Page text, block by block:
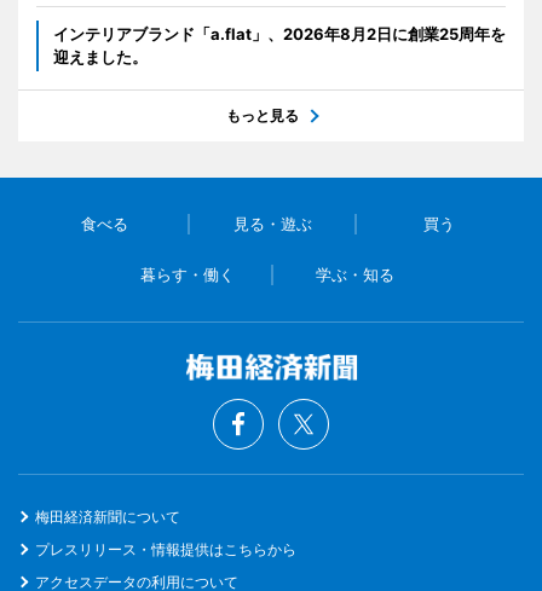
インテリアブランド「a.flat」、2026年8月2日に創業25周年を
迎えました。
もっと見る
食べる 見る・遊ぶ 買う
暮らす・働く 学ぶ・知る
梅田経済新聞について
プレスリリース・情報提供はこちらから
アクセスデータの利用について